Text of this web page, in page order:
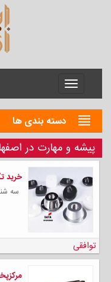
Menu
دسته بندی ها
پیشه و مهارت در
خرید
سه شنبه 23
توافقی